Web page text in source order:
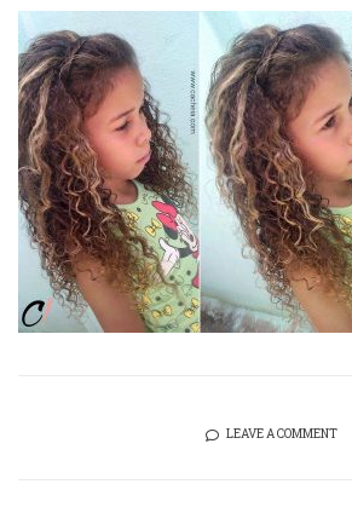
LEAVE A COMMENT